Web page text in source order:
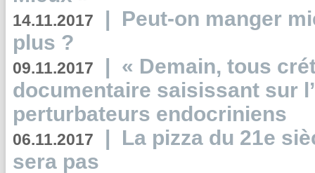
14.11.2017 | Peut-on manger
plus ?
09.11.2017 | « Demain, tous
documentaire saisissant sur
perturbateurs endocriniens
06.11.2017 | La pizza du 21e
sera pas